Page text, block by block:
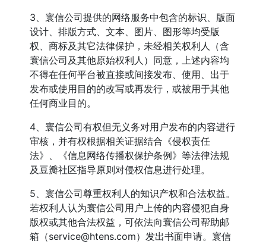
3、寰信公司提供的网络服务中包含的标识、版面
设计、排版方式、文本、图片、图形等均受版
权、商标及其它法律保护，未经相关权利人（含
寰信公司及其他原始权利人）同意，上述内容均
不得在任何平台被直接或间接发布、使用、出于
发布或使用目的的改写或再发行，或被用于其他
任何商业目的。
4、寰信公司有权但无义务对用户发布的内容进行
审核，并有权根据相关证据结合《侵权责任
法》、《信息网络传播权保护条例》等法律法规
及豆瓣社区指导原则对侵权信息进行处理。
5、寰信公司尊重权利人的知识产权和合法权益。
若权利人认为寰信公司用户上传的内容侵犯自身
版权或其他合法权益，可依法向寰信公司帮助邮
箱（service@htens.com）发出书面申请。寰信